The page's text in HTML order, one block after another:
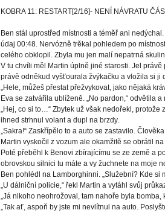
KOBRA 11: RESTART[2/16]- NENÍ NÁVRATU
Ben stál uprostřed místnosti a téměř ani
údaj 00:48. Nervózně trěkal pohledem po
celého obklopil. Zbyla mu jen malí nepatrná
V tu chvíli měl Martin úplně jiné starosti. Jel
právě odněkud vyšťourala žvýkačku a vložila si ji
„Hele, můžeš přestat přežvykovat, jako nějaká
Eva se zatvářila ublíženě. „No pardon,“ odvětila
„Hej, co si to…“ Zbytek už však nedořekl,
ihned strhnul volant a dupl na brzdy.
„Sakra!“ Zaskřípělo to a auto se zastavilo.
Martin vyskočil z vozum ale okamžitě se obrátil
Poté přeběhl k Benovi zbírajícímu se ze země a
obrovskou silnici tu máte a vy žuchnete na moje
Ben pohlédl na Lamborghinni. „Služební? Kde si
„U dálniční policie,“ řekl Martin a vytáhl svůj
„Já nikoho neohrožoval, tam nahoře byla bomba,
„Tak ať, aspoň by jste mi nevlítnul na auto.